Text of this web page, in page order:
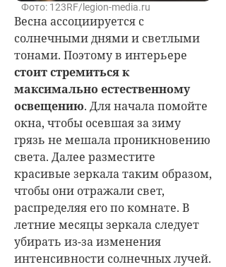
Фото: 123RF/legion-media.ru
Весна ассоциируется с
солнечными днями и светлыми
тонами. Поэтому в интерьере
стоит стремиться к
максимально естественному
освещению. Для начала помойте
окна, чтобы осевшая за зиму
грязь не мешала проникновению
света. Далее разместите
красивые зеркала таким образом,
чтобы они отражали свет,
распределяя его по комнате. В
летние месяцы зеркала следует
убирать из-за изменения
интенсивности солнечных лучей.